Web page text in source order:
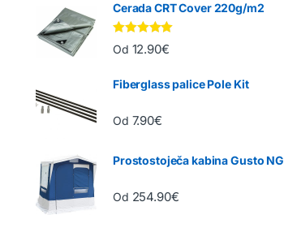
Cerada CRT Cover 220g/m2
Ocenjeno
5.00 od 5
Od 12.90€
Fiberglass palice Pole Kit
Od 7.90€
Prostostoječa kabina Gusto NG
Od 254.90€